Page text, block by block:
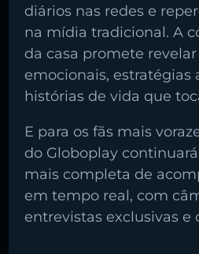
diários nas redes e
na mídia tradicional. A
da casa promete
emocionais, estratégias
histórias de vida que
E para os fãs mais
do Globoplay
mais completa de
em tempo real, com
entrevistas exclusivas e